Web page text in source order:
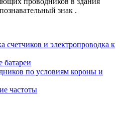
знак .
счетчиков и электропроводка к
батареи
по условиям короны и
частоты